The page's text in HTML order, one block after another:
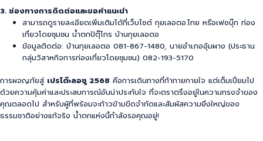
3. ช่องทางการติดต่อและขอคำแนะนำ
สามารถดูรายละเอียดเพิ่มเติมได้ที่เว็บไซต์กุยเลอตอ.ไทย หรือเฟซบุ๊กท่อง
เที่ยวโดยชุมชน น้ำตกปิตุ๊โกร บ้านกุยเลอตอ
ข้อมูลติดต่อ: บ้านกุยเลอตอ 081-867-1480, นายอำเภออุ้มผาง (ประธาน
กลุ่มวิสาหกิจการท่องเที่ยวโดยชุมชน) 082-193-5170
การผจญภัยสู่ เปรโต๊ะลอซู 2568 คือการเดินทางที่ท้าทายกายใจ แต่เต็มเปี่ยมไป
ด้วยความคุ้มค่าและประสบการณ์อันน่าประทับใจ ที่จะตราตรึงอยู่ในความทรงจำของ
คุณตลอดไป สำหรับผู้ที่พร้อมจะก้าวข้ามขีดจำกัดและสัมผัสความยิ่งใหญ่ของ
ธรรมชาติอย่างแท้จริง น้ำตกแห่งนี้กำลังรอคุณอยู่!